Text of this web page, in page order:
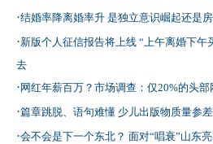
·结婚率降离婚率升 是独立意识崛起还是
·新版个人征信报告将上线 “上午离婚下午
去
·网红年薪百万？市场调查：仅20%的头
·篇章跳脱、语句难懂 少儿出版物质量参
·会不会是下一个东北？ 面对“唱衰”山东